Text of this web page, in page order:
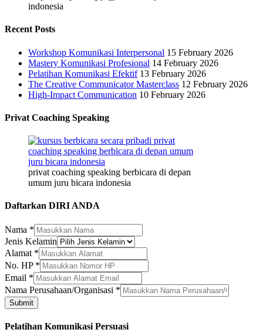
indonesia
Recent Posts
Workshop Komunikasi Interpersonal 15 February 2026
Mastery Komunikasi Profesional 14 February 2026
Pelatihan Komunikasi Efektif 13 February 2026
The Creative Communicator Masterclass 12 February 2026
High-Impact Communication 10 February 2026
Privat Coaching Speaking
privat coaching speaking berbicara di depan
umum juru bicara indonesia
Daftarkan DIRI ANDA
Nama *
Jenis Kelamin
Alamat *
Email
Kelamin
Jenis
No. HP *
Email *
Nama Perusahaan/Organisasi *
Submit
Pelatihan Komunikasi Persuasi